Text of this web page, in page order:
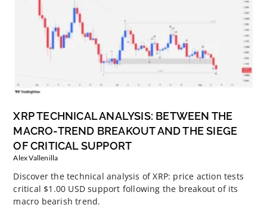
XRP TECHNICAL ANALYSIS: BETWEEN THE
MACRO-TREND BREAKOUT AND THE SIEGE
OF CRITICAL SUPPORT
Alex Vallenilla
Discover the technical analysis of XRP: price action tests
critical $1.00 USD support following the breakout of its
macro bearish trend.